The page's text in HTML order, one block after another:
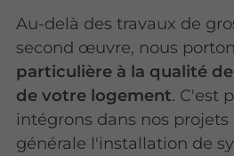
Au-delà des travaux de
second œuvre, nous
particulière à la qualité
de votre logement. C'est
intégrons dans nos
générale l'installation de